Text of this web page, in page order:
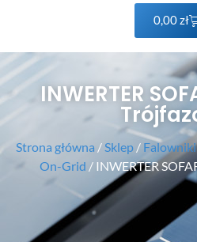
0,00zł
INWERTER
Strona główna / Sklep /
On-Grid / INWERTER